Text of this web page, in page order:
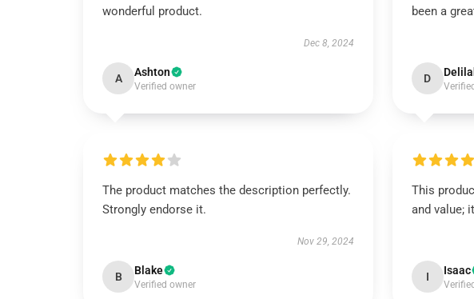
wonderful product.
Dec 8, 2024
A Ashton
Verified owner
been a
D
The product matches the description perfectly.
Strongly endorse it.
Nov 29, 2024
B Blake
Verified owner
This
and value;
I Isaac